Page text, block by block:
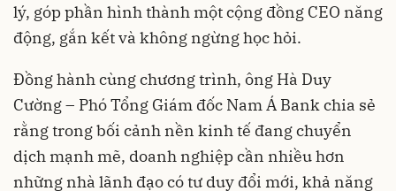
lý, góp phần hình thành một cộng đồng CEO năng
động, gắn kết và không ngừng học hỏi.
Đồng hành cùng chương trình, ông Hà Duy
Cường – Phó Tổng Giám đốc Nam Á Bank chia sẻ
rằng trong bối cảnh nền kinh tế đang chuyển
dịch mạnh mẽ, doanh nghiệp cần nhiều hơn
những nhà lãnh đạo có tư duy đổi mới, khả năng